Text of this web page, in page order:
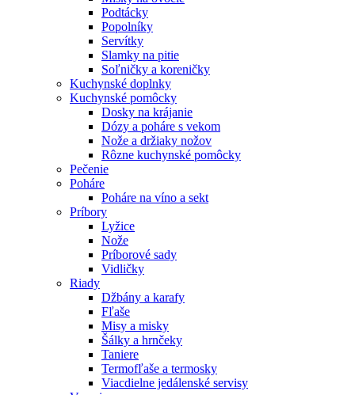
Podtácky
Popolníky
Servítky
Slamky na pitie
Soľničky a koreničky
Kuchynské doplnky
Kuchynské pomôcky
Dosky na krájanie
Dózy a poháre s vekom
Nože a držiaky nožov
Rôzne kuchynské pomôcky
Pečenie
Poháre
Poháre na víno a sekt
Príbory
Lyžice
Nože
Príborové sady
Vidličky
Riady
Džbány a karafy
Fľaše
Misy a misky
Šálky a hrnčeky
Taniere
Termofľaše a termosky
Viacdielne jedálenské servisy